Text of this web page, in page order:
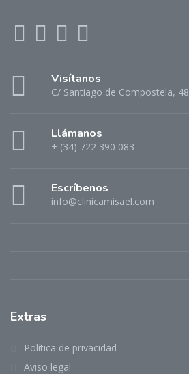
Visítanos
C/ Santiago de Compostela, 48
Llámanos
+ (34) 722 390 083
Escríbenos
info@clinicamisael.com
Extras
Política de privacidad
Aviso legal